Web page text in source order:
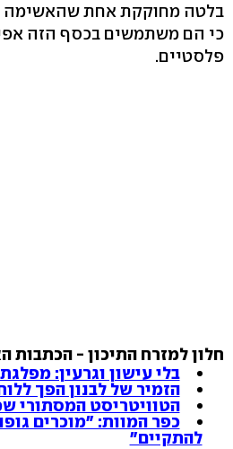
בלטה מחוקקת אחת שהאשימה
כי הם משתמשים בכסף הזה
פלסטיים.
חלון למזרח התיכון - הכתבות
בלי עישון וגרעין:
הזמיר של לבנון הפך
הטוויטריסט המסתורי
כפר המוות: "מוכרים
להתקיים"